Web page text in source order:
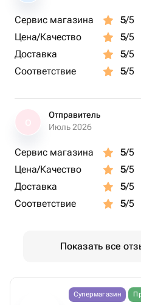
Сервис магазина 5/5
Цена/Качество
5/5
Доставка
5/5
Соответствие
5/5
Отправитель
Июль 2026
Сервис магазина 5/5
Цена/Качество
5/5
Доставка
5/5
Соответствие
5/5
Показать все
Супермагазин